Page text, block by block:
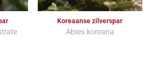
Koreaanse zilverspar
Abies koreana